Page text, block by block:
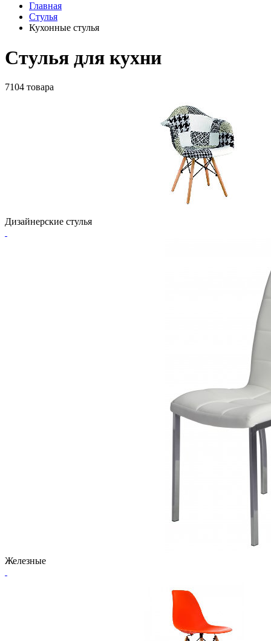
Главная
Стулья
Кухонные стулья
Стулья для кухни
7104 товара
Дизайнерские стулья
Железные